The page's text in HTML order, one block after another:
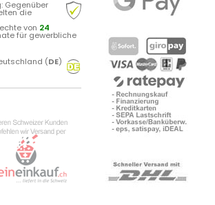
Gegenüber
die
von 24
für gewerbliche
(DE)